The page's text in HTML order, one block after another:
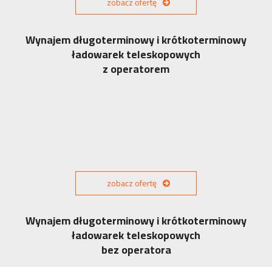
Wynajem długoterminowy i krótkoterminowy
ładowarek teleskopowych
z operatorem
zobacz ofertę
Wynajem długoterminowy i krótkoterminowy
ładowarek teleskopowych
bez operatora